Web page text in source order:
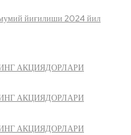
йиғилиши 2024 йил
АКЦИЯДОРЛАРИ
АКЦИЯДОРЛАРИ
АКЦИЯДОРЛАРИ